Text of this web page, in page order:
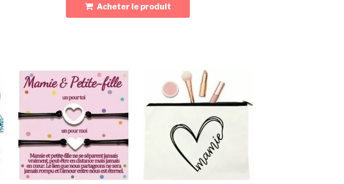
Acheter le produit